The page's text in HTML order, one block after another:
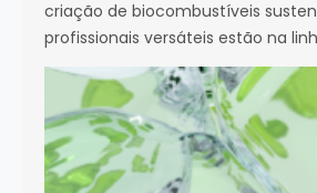
criação de biocombustíveis
profissionais versáteis estão na